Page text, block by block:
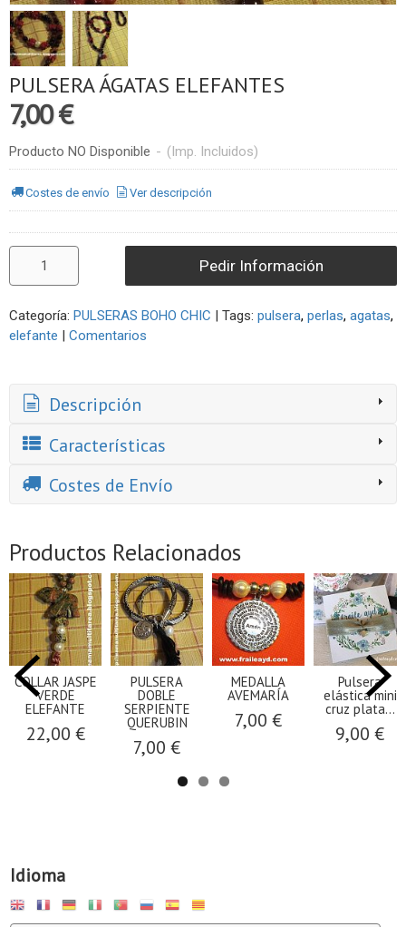
Idioma
PULSERA ÁGATAS ELEFANTES
7,00 €
Producto NO Disponible - (Imp. Incluidos)
Costes de envío Ver descripción
Pedir Información
Categoría: PULSERAS BOHO CHIC | Tags: pulsera perlas agatas
elefante | Comentarios
Descripción
Características
Costes de Envío
Productos Relacionados
COLLAR JASPE
VERDE
ELEFANTE
22,00 €
PULSERA
DOBLE
SERPIENTE
QUERUBIN
7,00 €
MEDALLA
AVEMARÍA
7,00 €
Pulsera
elástica mini
cruz plata...
9,00 €